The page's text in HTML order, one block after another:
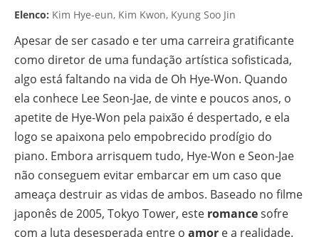
Elenco: Kim Hye-eun, Kim Kwon, Kyung Soo Jin
Apesar de ser casado e ter uma carreira gratificante
como diretor de uma fundação artística sofisticada,
algo está faltando na vida de Oh Hye-Won. Quando
ela conhece Lee Seon-Jae, de vinte e poucos anos, o
apetite de Hye-Won pela paixão é despertado, e ela
logo se apaixona pelo empobrecido prodígio do
piano. Embora arrisquem tudo, Hye-Won e Seon-Jae
não conseguem evitar embarcar em um caso que
ameaça destruir as vidas de ambos. Baseado no filme
japonês de 2005, Tokyo Tower, este romancesofre
com a luta desesperada entre o amor e a realidade.